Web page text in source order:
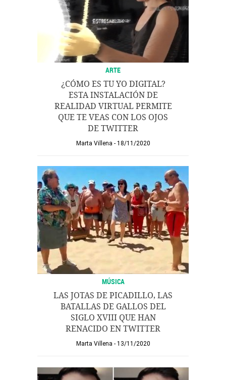
ARTE
¿CÓMO ES TU YO DIGITAL?
ESTA INSTALACIÓN DE
REALIDAD VIRTUAL PERMITE
QUE TE VEAS CON LOS OJOS
DE TWITTER
Marta Villena 18/11/2020
MÚSICA
LAS JOTAS DE PICADILLO, LAS
BATALLAS DE GALLOS DEL
SIGLO XVIII QUE HAN
RENACIDO EN TWITTER
Marta Villena 13/11/2020